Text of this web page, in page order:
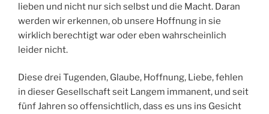
lieben und nicht nur sich selbst und die Macht. Daran
werden wir erkennen, ob unsere Hoffnung in sie
wirklich berechtigt war oder eben wahrscheinlich
leider nicht.
Diese drei Tugenden, Glaube, Hoffnung, Liebe, fehlen
in dieser Gesellschaft seit Langem immanent, und seit
fünf Jahren so offensichtlich, dass es uns ins Gesicht